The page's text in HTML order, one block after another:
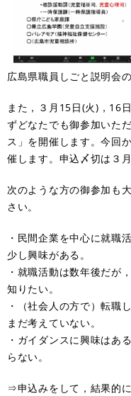
広島県職員しごと説明会
また，３月15日(火)，16
ずどなたでも御参加いた
ス」を開催します。今回
催します。申込〆切は３
次のような方の御参加も
さい。
・民間企業を中心に就職
少し興味がある。
・就職活動は数年後だが
知りたい。
・（社会人の方で）転職
まだ考えていない。
・ガイダンスに興味はあ
らない。
⇒申込みをして，結果的